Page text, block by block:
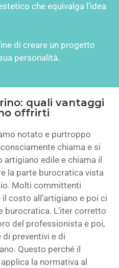
che equivalga l’idea
di creare un progetto
personalità.
quali vantaggi
offrirti
notato e purtroppo
chiama e si
edile e chiama il
la parte burocratica vista
Molti committenti
costo all’artigiano e poi ci
burocratica. L’iter corretto
del professionista e poi,
preventivi e di
Questo perché il
la normativa al